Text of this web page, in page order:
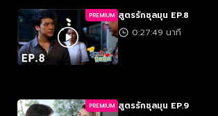
PREMIUM สูตรรักชุลมุน EP.8
0:27:49 นาที
PREMIUM สูตรรักชุลมุน EP.9